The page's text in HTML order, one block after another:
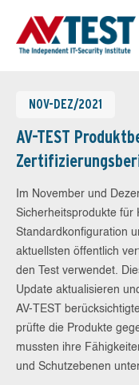
NOV-DEZ/2021
AV-TEST
Im November und
Sicherheitsprodukte für
Standardkonfiguration
aktuellsten öffentlich
den Test verwendet.
Update aktualisieren
AV-TEST
prüfte die Produkte
mussten ihre
und Schutzebenen